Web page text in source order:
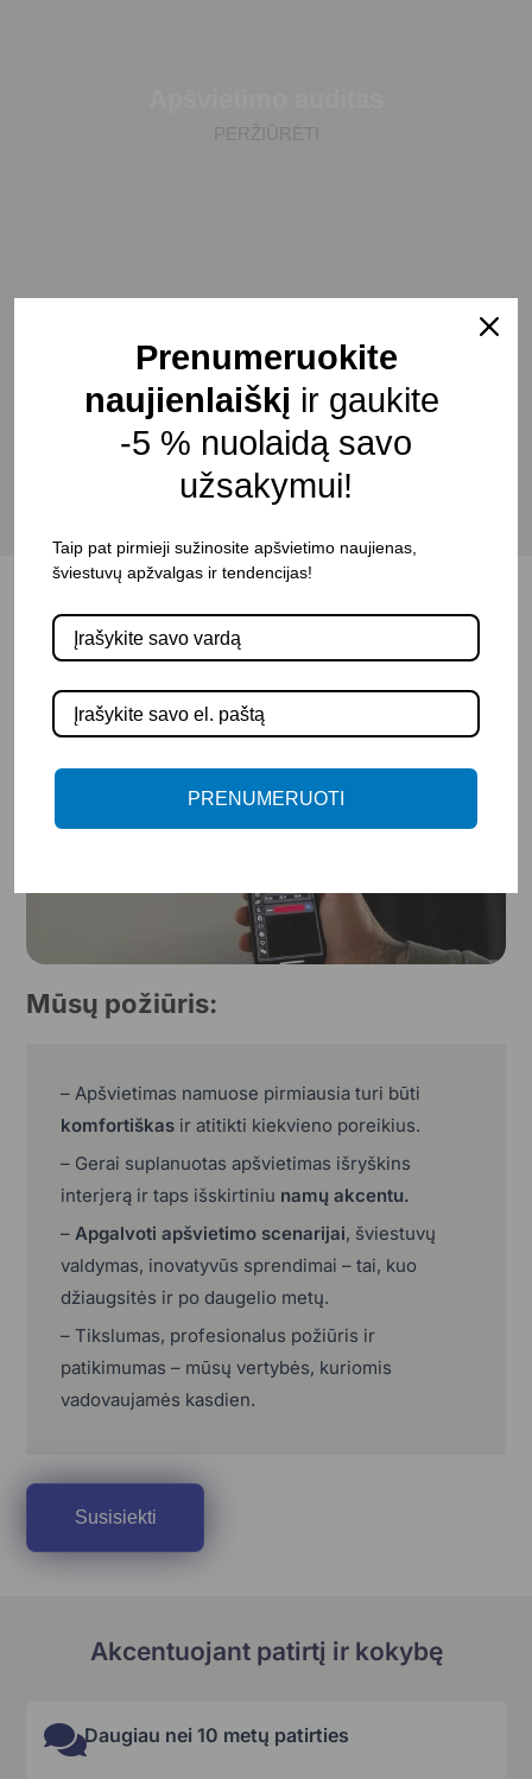
PERŽIŪRĖTI
Apšvietimo montavimas
PERŽIŪRĖTI
Mūsų požiūris:
– Apšvietimas namuose pirmiausia turi būti
komfortiškasir atitikti kiekvieno poreikius.
– Gerai suplanuotas apšvietimas išryškins
interjerą ir taps išskirtiniu namų akcentu.
– Apgalvoti apšvietimo scenarijai, šviestuvų
valdymas, inovatyvūs sprendimai – tai, kuo
džiaugsitės ir po daugelio metų.
– Tikslumas, profesionalus požiūris ir
patikimumas – mūsų vertybės, kuriomis
vadovaujamės kasdien.
Susisiekti
Akcentuojant patirtį ir kokybę
Daugiau nei 10 metų patirties
Prenumeruokite
naujienlaiškį ir gaukite
-5 % nuolaidą savo
užsakymui!
Taip pat pirmieji sužinosite apšvietimo naujienas,
šviestuvų apžvalgas ir tendencijas!
PRENUMERUOTI